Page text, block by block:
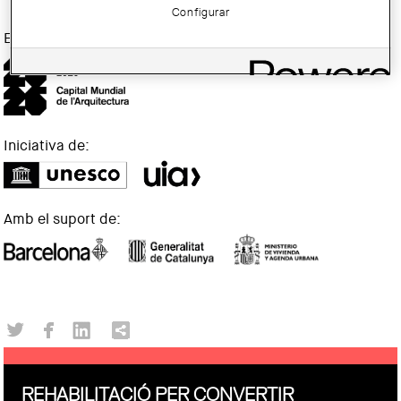
En el marc de:
Iniciativa de:
Amb el suport de:
REHABILITACIÓ PER CONVERTIR
Configurar